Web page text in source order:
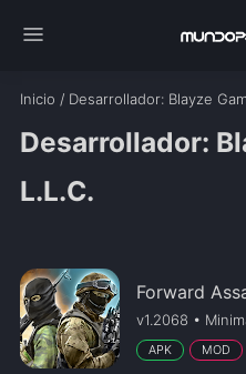
menu
Inicio / Desarrollador: Blayze
Desarrollador:
L.L.C.
Forward
v1.2068 •
APK MOD